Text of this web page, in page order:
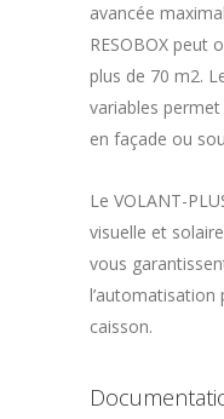
avancée
RESOBOX peut
plus de 70 m2.
variables
en façade ou
Le VOLANT-
visuelle et
vous
caisson.